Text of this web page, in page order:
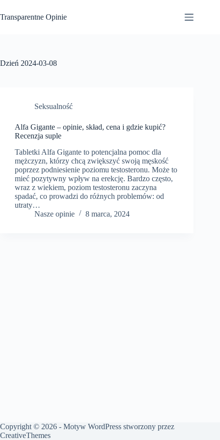
do
treści
Transparentne Opinie
Dzień 2024-03-08
Seksualność
Alfa Gigante – opinie, skład, cena i gdzie kupić?
Recenzja suple
Tabletki Alfa Gigante to potencjalna pomoc dla
mężczyzn, którzy chcą zwiększyć swoją męskość
poprzez podniesienie poziomu testosteronu. Może to
mieć pozytywny wpływ na erekcję. Bardzo często,
wraz z wiekiem, poziom testosteronu zaczyna
spadać, co prowadzi do różnych problemów: od
utraty…
Nasze opinie
8 marca, 2024
Copyright © 2026 - Motyw WordPress stworzony przez
CreativeThemes